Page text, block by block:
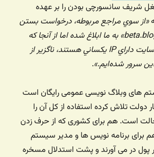
شریف سانسورچی بودن را بر عهده
«از سوي مراجع مربوطه، درخواست بستن
نشاني «beta.blogger.com» به ما ابلاغ شده اما از آنجا كه
اين نشاني با خود سايت داراي IP يكساني هستند، ناگزير از
سرور شده‌ايم.».
های وبلاگ نویسی عمومی رایگان است
دولت تلاش کرده استفاده از کل آن را
است. هم برای کشوری که از حرف زدن
برای برنامه نویس ها و مدیر سیستم
پول در می‌ آورند و پشت استدلال مسخره